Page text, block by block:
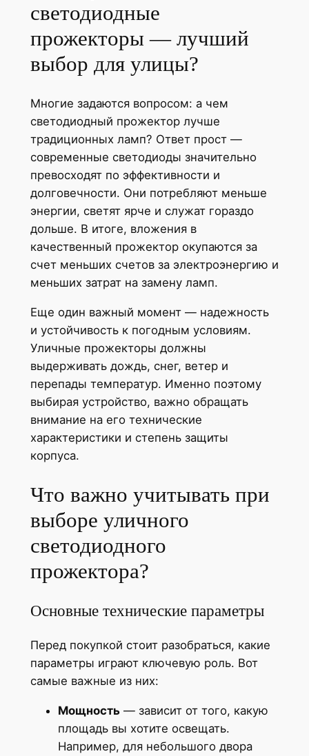
светодиодные
прожекторы — лучший
выбор для улицы?
Многие задаются вопросом: а чем
светодиодный прожектор лучше
традиционных ламп? Ответ прост —
современные светодиоды значительно
превосходят по эффективности и
долговечности. Они потребляют меньше
энергии, светят ярче и служат гораздо
дольше. В итоге, вложения в
качественный прожектор окупаются за
счет меньших счетов за электроэнергию и
меньших затрат на замену ламп.
Еще один важный момент — надежность
и устойчивость к погодным условиям.
Уличные прожекторы должны
выдерживать дождь, снег, ветер и
перепады температур. Именно поэтому
выбирая устройство, важно обращать
внимание на его технические
характеристики и степень защиты
корпуса.
Что важно учитывать при
выборе уличного
светодиодного
прожектора?
Основные технические параметры
Перед покупкой стоит разобраться, какие
параметры играют ключевую роль. Вот
самые важные из них:
Мощность— зависит от того, какую
площадь вы хотите освещать.
Например, для небольшого двора